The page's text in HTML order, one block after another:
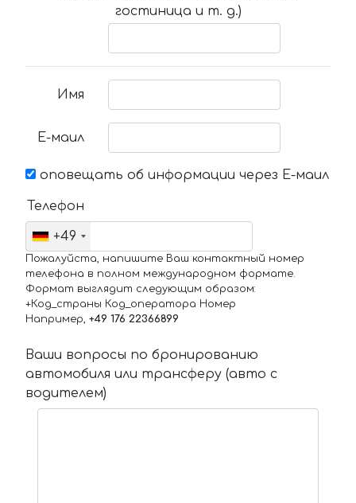
гостиница и т. д.)
Имя
Е-маил
оповещать об информации через Е-маил
Телефон
+49
Пожалуйста, напишите Ваш контактный номер
телефона в полном международном формате.
Формат выглядит следующим образом:
+Код_страны Код_оператора Номер
Например, +49 176 22366899
Ваши вопросы по бронированию
автомобиля или трансферу (авто с
водителем)